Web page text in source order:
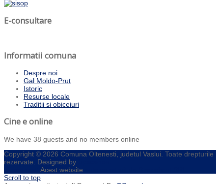
E-consultare
Informatii comuna
Despre noi
Gal Moldo-Prut
Istoric
Resurse locale
Traditii si obiceiuri
Cine e online
We have 38 guests and no members online
Copyright © 2026 Comuna Oltenesti, judetul Vaslui. Toate drepturile
rezervate. Designed by
Acest website
Scroll to top